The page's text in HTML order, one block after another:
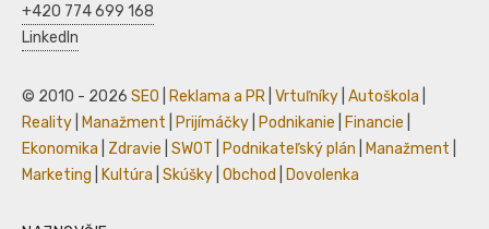
+420 774 699 168
LinkedIn
© 2010 - 2026 SEO Reklama a PR Vrtuľníky Autoškola
Reality
Manažment Prijímáčky Podnikanie Financie
Ekonomika
Zdravie SWOT Podnikateľský plán Manažment
Marketing
Kultúra Skúšky Obchod Dovolenka